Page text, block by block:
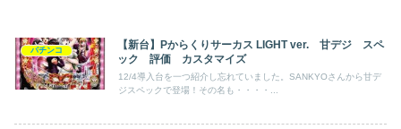
パチンコ
【新台】Pからくりサーカス LIGHT ver. 甘デジ スペ
ック 評価 カスタマイズ
12/4導入台を一つ紹介し忘れていました。SANKYOさんから甘デ
ジスペックで登場！その名も・・・・...